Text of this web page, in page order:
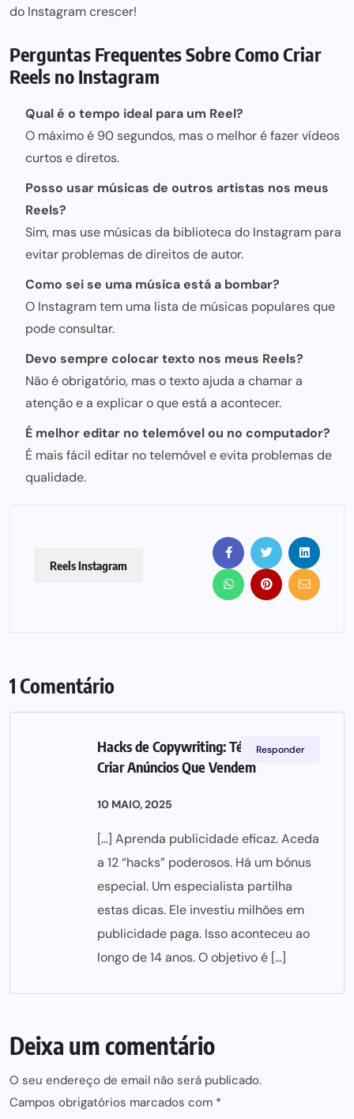
do Instagram crescer!
Perguntas Frequentes Sobre Como Criar
Reels no Instagram
Qual é o tempo ideal para um Reel?
O máximo é 90 segundos, mas o melhor é fazer vídeos
curtos e diretos.
Posso usar músicas de outros artistas nos meus
Reels?
Sim, mas use músicas da biblioteca do Instagram para
evitar problemas de direitos de autor.
Como sei se uma música está a bombar?
O Instagram tem uma lista de músicas populares que
pode consultar.
Devo sempre colocar texto nos meus Reels?
Não é obrigatório, mas o texto ajuda a chamar a
atenção e a explicar o que está a acontecer.
É melhor editar no telemóvel ou no computador?
É mais fácil editar no telemóvel e evita problemas de
qualidade.
Reels Instagram
1 Comentário
Hacks de Copywriting: Técnicas Para
Criar Anúncios Que Vendem
10 MAIO, 2025
[…] Aprenda publicidade eficaz. Aceda
a 12 “hacks” poderosos. Há um bónus
especial. Um especialista partilha
estas dicas. Ele investiu milhões em
publicidade paga. Isso aconteceu ao
longo de 14 anos. O objetivo é […]
Responder
Deixa um comentário
O seu endereço de email não será publicado.
Campos obrigatórios marcados com *